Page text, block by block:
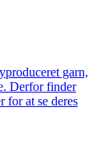
garn,
Derfor finder
for at se deres